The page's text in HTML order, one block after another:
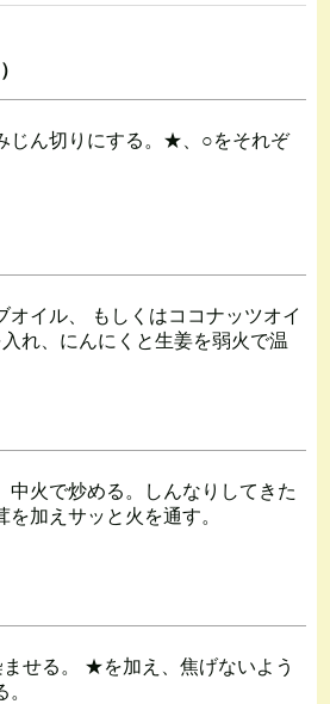
じん切りにする。★、○をそれぞ
オイル、 もしくはココナッツオイ
れ、にんにくと生姜を弱火で温
中火で炒める。しんなりしてきた
加えサッと火を通す。
せる。 ★を加え、焦げないよう